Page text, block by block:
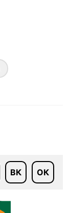
ВК ОК